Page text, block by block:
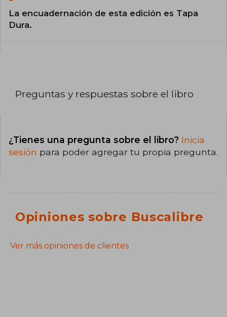
La encuadernación de esta edición es Tapa
Dura.
Preguntas y respuestas sobre el libro
¿Tienes una pregunta sobre el libro? Inicia
sesión para poder agregar tu propia pregunta.
Opiniones sobre Buscalibre
Ver más opiniones de clientes